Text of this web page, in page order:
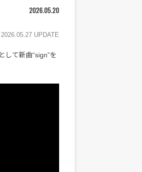
2026.05.20
UPDATE
して新曲“sign”を